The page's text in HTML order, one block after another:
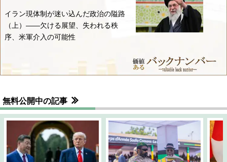
イラン現体制が迷い込んだ政治の隘路
（上）――欠ける展望、失われる秩
序、米軍介入の可能性
無料公開中の記事